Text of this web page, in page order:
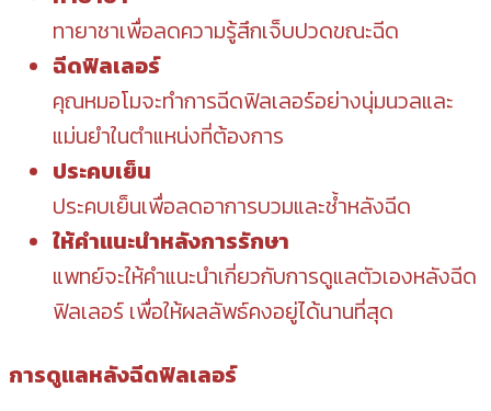
ทายาชาเพื่อลดความรู้สึกเจ็บปวดขณะฉีด
ฉีดฟิลเลอร์
คุณหมอโมจะทำการฉีดฟิลเลอร์อย่างนุ่มนวลและ
แม่นยำในตำแหน่งที่ต้องการ
ประคบเย็น
ประคบเย็นเพื่อลดอาการบวมและช้ำหลังฉีด
ให้คำแนะนำหลังการรักษา
แพทย์จะให้คำแนะนำเกี่ยวกับการดูแลตัวเองหลังฉีด
ฟิลเลอร์ เพื่อให้ผลลัพธ์คงอยู่ได้นานที่สุด
การดูแลหลังฉีดฟิลเลอร์